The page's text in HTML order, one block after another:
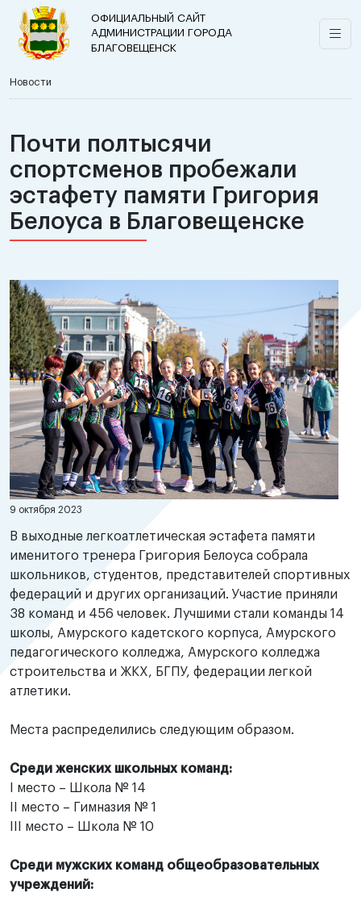
ОФИЦИАЛЬНЫЙ САЙТ
АДМИНИСТРАЦИИ ГОРОДА
БЛАГОВЕЩЕНСК
Новости
Почти полтысячи
спортсменов пробежали
эстафету памяти Григория
Белоуса в Благовещенске
9 октября 2023
В выходные легкоатлетическая эстафета памяти
именитого тренера Григория Белоуса собрала
школьников, студентов, представителей спортивных
федераций и других организаций. Участие приняли
38 команд и 456 человек. Лучшими стали команды 14
школы, Амурского кадетского корпуса, Амурского
педагогического колледжа, Амурского колледжа
строительства и ЖКХ, БГПУ, федерации легкой
атлетики.
Места распределились следующим образом.
Среди женских школьных команд:
I место – Школа № 14
II место – Гимназия № 1
III место – Школа № 10
Среди мужских команд общеобразовательных
учреждений: